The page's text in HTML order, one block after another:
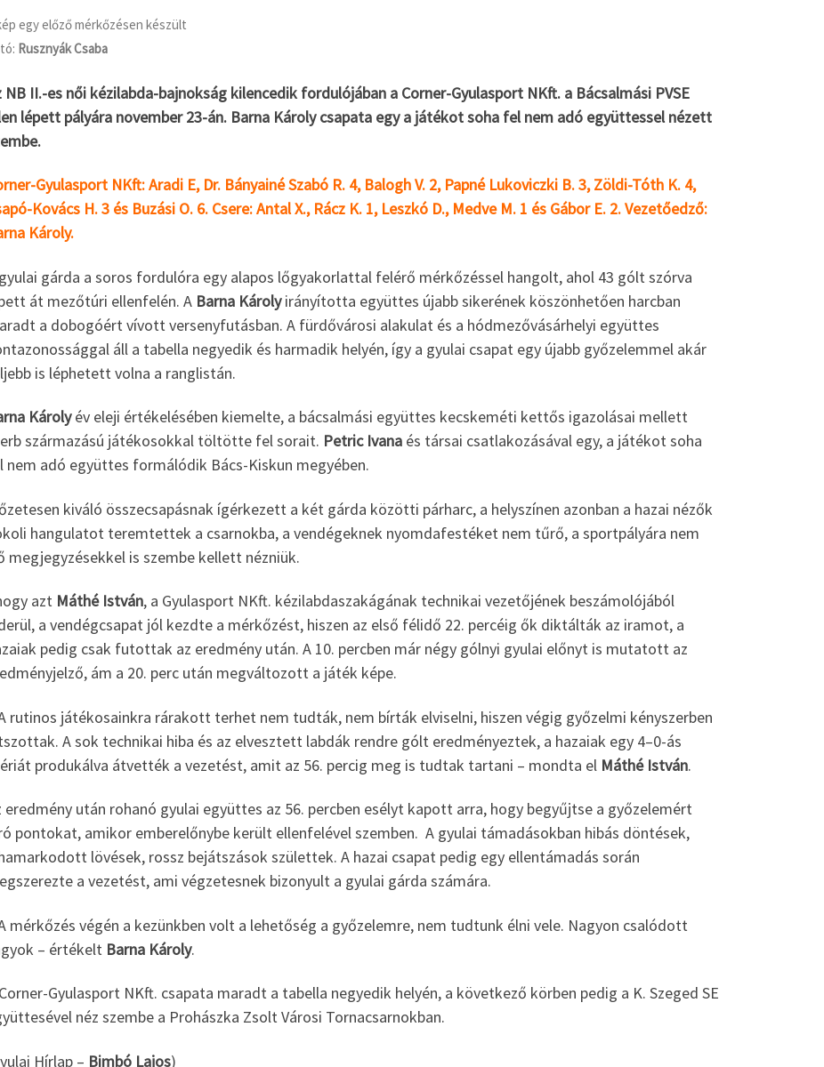
egy előző mérkőzésen készült
Rusznyák Csaba
NB II.-es női kézilabda-bajnokság kilencedik fordulójában a Corner-Gyulasport NKft. a Bácsalmási PVSE
lépett pályára november 23-án. Barna Károly csapata egy a játékot soha fel nem adó együttessel nézett
Gyulasport NKft: Aradi E, Dr. Bányainé Szabó R. 4, Balogh V. 2, Papné Lukoviczki B. 3, Zöldi-Tóth K. 4,
Kovács H. 3 és Buzási O. 6. Csere: Antal X., Rácz K. 1, Leszkó D., Medve M. 1 és Gábor E. 2. Vezetőedző:
Károly.
gárda a soros fordulóra egy alapos lőgyakorlattal felérő mérkőzéssel hangolt, ahol 43 gólt szórva
át mezőtúri ellenfelén. A Barna Károlyirányította együttes újabb sikerének köszönhetően harcban
a dobogóért vívott versenyfutásban. A fürdővárosi alakulat és a hódmezővásárhelyi együttes
áll a tabella negyedik és harmadik helyén, így a gyulai csapat egy újabb győzelemmel akár
is léphetett volna a ranglistán.
Károlyév eleji értékelésében kiemelte, a bácsalmási együttes kecskeméti kettős igazolásai mellett
származású játékosokkal töltötte fel sorait. Petric Ivana és társai csatlakozásával egy, a játékot soha
nem adó együttes formálódik Bács-Kiskun megyében.
kiváló összecsapásnak ígérkezett a két gárda közötti párharc, a helyszínen azonban a hazai nézők
hangulatot teremtettek a csarnokba, a vendégeknek nyomdafestéket nem tűrő, a sportpályára nem
megjegyzésekkel is szembe kellett nézniük.
azt Máthé István, a Gyulasport NKft. kézilabdaszakágának technikai vezetőjének beszámolójából
a vendégcsapat jól kezdte a mérkőzést, hiszen az első félidő 22. percéig ők diktálták az iramot, a
pedig csak futottak az eredmény után. A 10. percben már négy gólnyi gyulai előnyt is mutatott az
ám a 20. perc után megváltozott a játék képe.
rutinos játékosainkra rárakott terhet nem tudták, nem bírták elviselni, hiszen végig győzelmi kényszerben
A sok technikai hiba és az elvesztett labdák rendre gólt eredményeztek, a hazaiak egy 4–0-ás
produkálva átvették a vezetést, amit az 56. percig meg is tudtak tartani – mondta el Máthé István.
eredmény után rohanó gyulai együttes az 56. percben esélyt kapott arra, hogy begyűjtse a győzelemért
pontokat, amikor emberelőnybe került ellenfelével szemben. A gyulai támadásokban hibás döntések,
lövések, rossz bejátszások születtek. A hazai csapat pedig egy ellentámadás során
a vezetést, ami végzetesnek bizonyult a gyulai gárda számára.
mérkőzés végén a kezünkben volt a lehetőség a győzelemre, nem tudtunk élni vele. Nagyon csalódott
– értékelt Barna Károly.
Gyulasport NKft. csapata maradt a tabella negyedik helyén, a következő körben pedig a K. Szeged SE
néz szembe a Prohászka Zsolt Városi Tornacsarnokban.
Hírlap – Bimbó Lajos)